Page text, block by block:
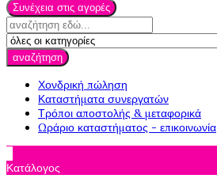
Συνέχεια στις αγορές
αναζήτηση
Χονδρική πώληση
Καταστήματα συνεργατών
Τρόποι αποστολής & μεταφορικά
Ωράριο καταστήματος - επικοινωνία
Κατάλογος